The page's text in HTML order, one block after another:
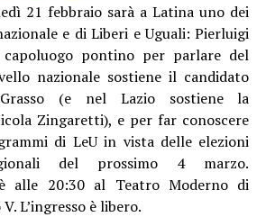
21 febbraio sarà a Latina uno dei
e di Liberi e Uguali: Pierluigi
capoluogo pontino per parlare del
nazionale sostiene il candidato
(e nel Lazio sostiene la
Zingaretti), e per far conoscere
di LeU in vista delle elezioni
del prossimo 4 marzo.
è alle 20:30 al Teatro Moderno di
L’ingresso è libero.